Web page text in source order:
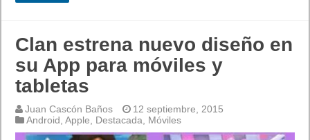
Clan estrena nuevo diseño en
su App para móviles y
tabletas
Juan Cascón Baños
12 septiembre, 2015
Android,Apple, Destacada, Móviles